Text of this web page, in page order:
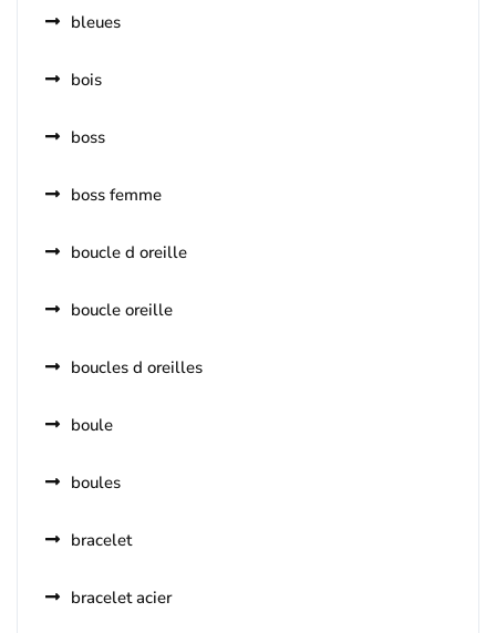
bleues
bois
boss
boss femme
boucle d oreille
boucle oreille
boucles d oreilles
boule
boules
bracelet
bracelet acier